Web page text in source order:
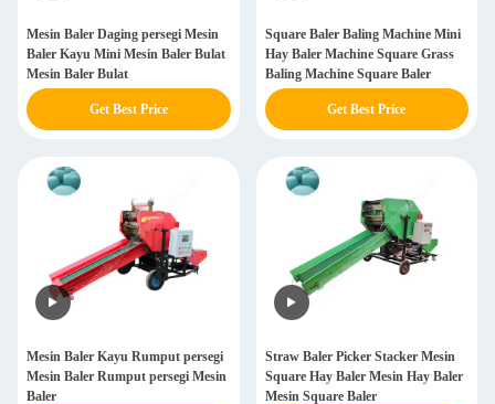
Mesin Baler Daging persegi Mesin
Baler Kayu Mini Mesin Baler Bulat
Mesin Baler Bulat
Get Best Price
Square Baler Baling Machine Mini
Hay Baler Machine Square Grass
Baling Machine Square Baler
Get Best Price
Mesin Baler Kayu Rumput persegi
Mesin Baler Rumput persegi Mesin
Baler
Straw Baler Picker Stacker Mesin
Square Hay Baler Mesin Hay Baler
Mesin Square Baler